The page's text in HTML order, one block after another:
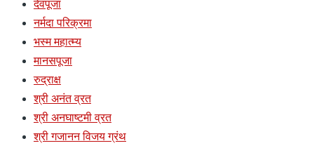
देवपूजा
नर्मदा परिक्रमा
भस्म महात्म्य
मानसपूजा
रुद्राक्ष
श्री अनंत व्रत
श्री अनघाष्टमी व्रत
श्री गजानन विजय ग्रंथ